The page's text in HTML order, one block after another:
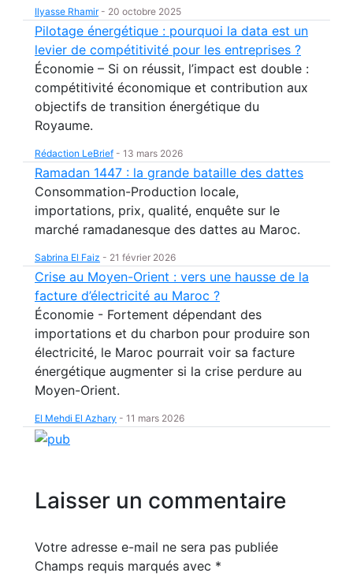
Ilyasse Rhamir- 20 octobre 2025
Pilotage énergétique : pourquoi la data est un
levier de compétitivité pour les entreprises ?
Économie – Si on réussit, l’impact est double :
compétitivité économique et contribution aux
objectifs de transition énergétique du
Royaume.
Rédaction LeBrief - 13 mars 2026
Ramadan 1447 : la grande bataille des dattes
Consommation-Production locale,
importations, prix, qualité, enquête sur le
marché ramadanesque des dattes au Maroc.
Sabrina El Faiz - 21 février 2026
Crise au Moyen-Orient : vers une hausse de la
facture d’électricité au Maroc ?
Économie - Fortement dépendant des
importations et du charbon pour produire son
électricité, le Maroc pourrait voir sa facture
énergétique augmenter si la crise perdure au
Moyen-Orient.
El Mehdi El Azhary - 11 mars 2026
Laisser un commentaire
Votre adresse e-mail ne sera pas publiée
Champs requis marqués avec *